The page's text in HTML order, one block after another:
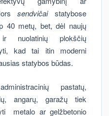
sendvičai statybose
40 metų, bet, dėl naujų
nuolatinių plokščių
kad tai itin moderni
statybos būdas.
pastatų,
angarų, garažų tiek
metalo ar gelžbetonio